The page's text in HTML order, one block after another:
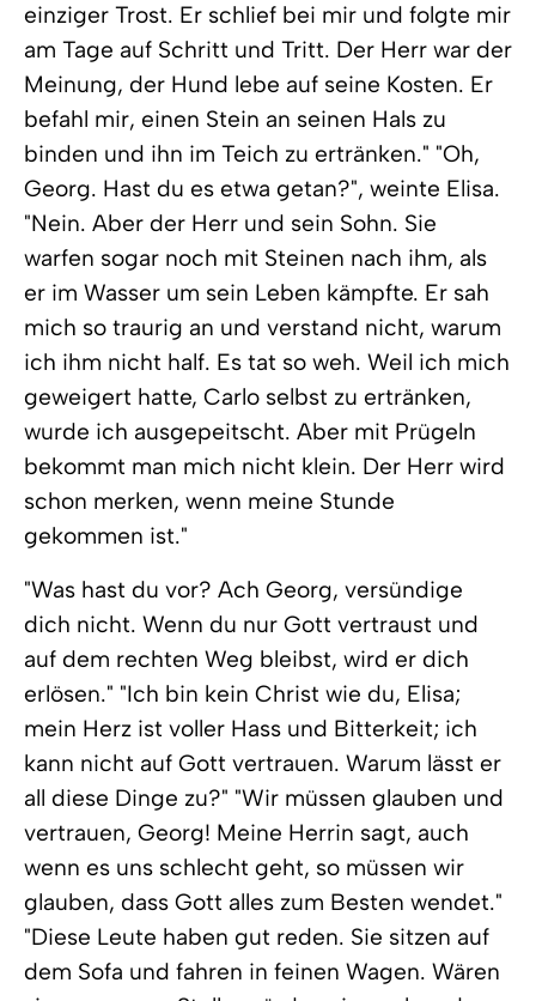
einziger Trost. Er schlief bei mir und folgte mir
am Tage auf Schritt und Tritt. Der Herr war der
Meinung, der Hund lebe auf seine Kosten. Er
befahl mir, einen Stein an seinen Hals zu
binden und ihn im Teich zu ertränken." "Oh,
Georg. Hast du es etwa getan?", weinte Elisa.
"Nein. Aber der Herr und sein Sohn. Sie
warfen sogar noch mit Steinen nach ihm, als
er im Wasser um sein Leben kämpfte. Er sah
mich so traurig an und verstand nicht, warum
ich ihm nicht half. Es tat so weh. Weil ich mich
geweigert hatte, Carlo selbst zu ertränken,
wurde ich ausgepeitscht. Aber mit Prügeln
bekommt man mich nicht klein. Der Herr wird
schon merken, wenn meine Stunde
gekommen ist."
"Was hast du vor? Ach Georg, versündige
dich nicht. Wenn du nur Gott vertraust und
auf dem rechten Weg bleibst, wird er dich
erlösen." "Ich bin kein Christ wie du, Elisa;
mein Herz ist voller Hass und Bitterkeit; ich
kann nicht auf Gott vertrauen. Warum lässt er
all diese Dinge zu?" "Wir müssen glauben und
vertrauen, Georg! Meine Herrin sagt, auch
wenn es uns schlecht geht, so müssen wir
glauben, dass Gott alles zum Besten wendet."
"Diese Leute haben gut reden. Sie sitzen auf
dem Sofa und fahren in feinen Wagen. Wären